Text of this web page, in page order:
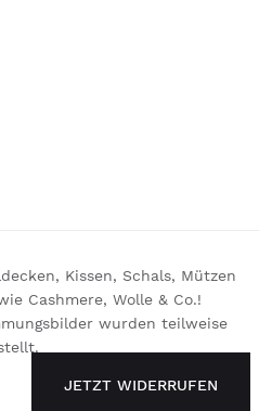
JETZT WIDERRUFEN
Kissen, Schals, Mützen
Cashmere, Wolle & Co.!
wurden teilweise